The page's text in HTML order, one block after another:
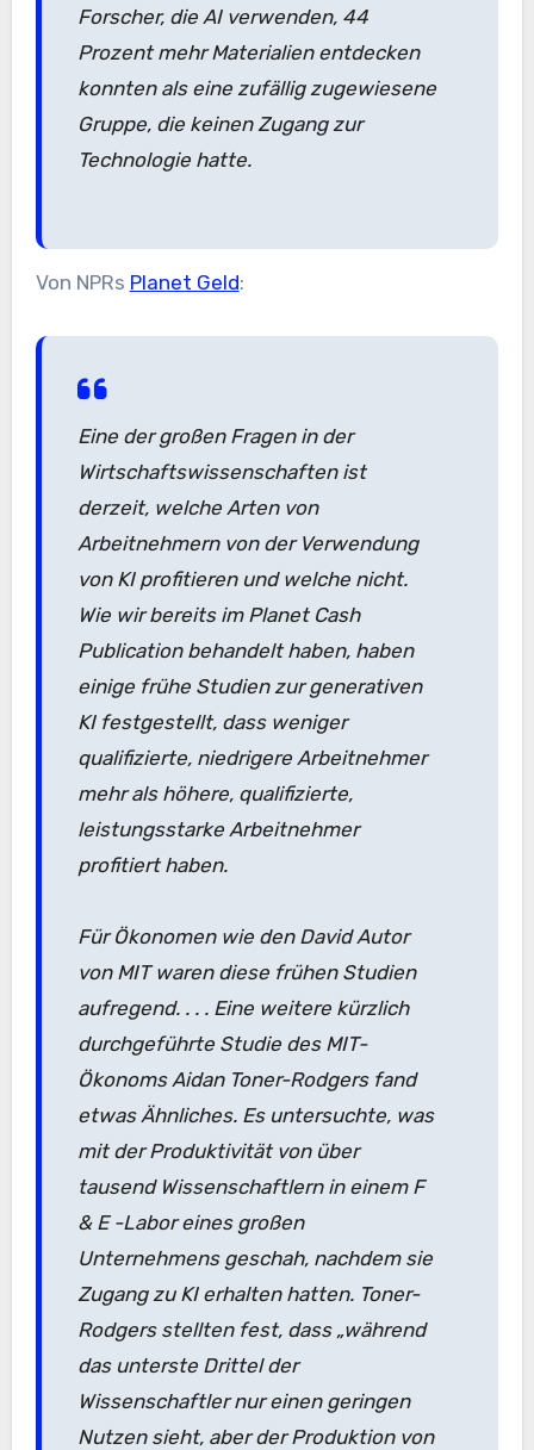
Forscher, die AI verwenden, 44
Prozent mehr Materialien entdecken
konnten als eine zufällig zugewiesene
Gruppe, die keinen Zugang zur
Technologie hatte.
Von NPRs Planet Geld:
Eine der großen Fragen in der
Wirtschaftswissenschaften ist
derzeit, welche Arten von
Arbeitnehmern von der Verwendung
von KI profitieren und welche nicht.
Wie wir bereits im Planet Cash
Publication behandelt haben, haben
einige frühe Studien zur generativen
KI festgestellt, dass weniger
qualifizierte, niedrigere Arbeitnehmer
mehr als höhere, qualifizierte,
leistungsstarke Arbeitnehmer
profitiert haben.
Für Ökonomen wie den David Autor
von MIT waren diese frühen Studien
aufregend. . . . Eine weitere kürzlich
durchgeführte Studie des MIT-
Ökonoms Aidan Toner-Rodgers fand
etwas Ähnliches. Es untersuchte, was
mit der Produktivität von über
tausend Wissenschaftlern in einem F
& E -Labor eines großen
Unternehmens geschah, nachdem sie
Zugang zu KI erhalten hatten. Toner-
Rodgers stellten fest, dass „während
das unterste Drittel der
Wissenschaftler nur einen geringen
Nutzen sieht, aber der Produktion von